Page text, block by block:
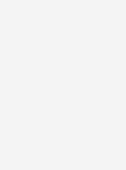
каждого жителя